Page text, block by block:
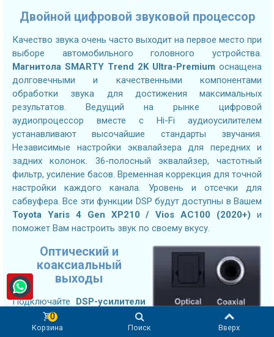
Двойной цифровой звуковой процессор
Качество звука очень часто выходит на первое место при
выборе автомобильного головного устройства.
Магнитола SMARTY Trend 2K Ultra-Premium оснащена
долговечными и качественными компонентами
обработки звука для достижения максимальных
результатов. Ведущий на рынке цифровой
аудиопроцессор вместе с Hi-Fi аудиоусилителем
устанавливают высочайшие стандарты звучания.
Независимые настройки эквалайзера для передних и
задних колонок. 36-полосный эквалайзер, частотный
фильтр, усиление басов. Временная коррекция для точной
настройки каждого канала. Уровень и отсечки для
сабвуфера. Все эти функции DSP будут доступны в Вашем
Toyota Yaris 4 Gen XP210 / Vios AC100 (2020+) и
поможет Вам настроить звук по своему вкусу.
Оптический и
коаксиальный
выходы
Подключайте
DSP-усилители
следующего поколения используя оптический или
коаксиальный цифровой вход без потерь. Подключение
Корзина
0
Поиск Вверх